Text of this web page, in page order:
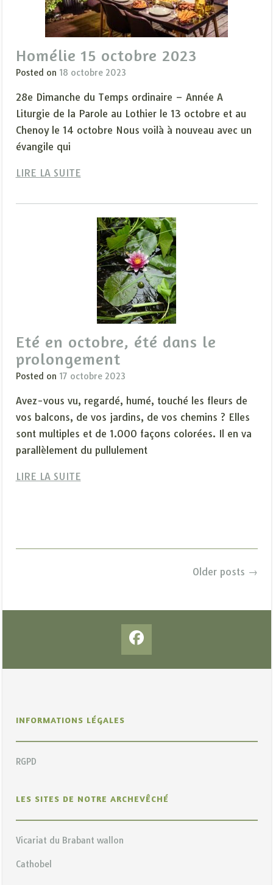
Homélie 15 octobre 2023
Posted on 18 octobre 2023
28e Dimanche du Temps ordinaire – Année A
Liturgie de la Parole au Lothier le 13 octobre et au
Chenoy le 14 octobre Nous voilà à nouveau avec un
évangile qui
LIRE LA SUITE
Eté en octobre, été dans le
prolongement
Posted on 17 octobre 2023
Avez-vous vu, regardé, humé, touché les fleurs de
vos balcons, de vos jardins, de vos chemins ? Elles
sont multiples et de 1.000 façons colorées. Il en va
parallèlement du pullulement
LIRE LA SUITE
Older posts →
INFORMATIONS LÉGALES
RGPD
LES SITES DE NOTRE ARCHEVÊCHÉ
Vicariat du Brabant wallon
Cathobel